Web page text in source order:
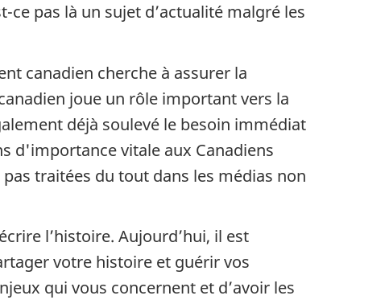
pas là un sujet d’actualité malgré les
canadien cherche à assurer la
joue un rôle important vers la
déjà soulevé le besoin immédiat
d'importance vitale aux Canadiens
traitées du tout dans les médias non
l’histoire. Aujourd’hui, il est
votre histoire et guérir vos
qui vous concernent et d’avoir les